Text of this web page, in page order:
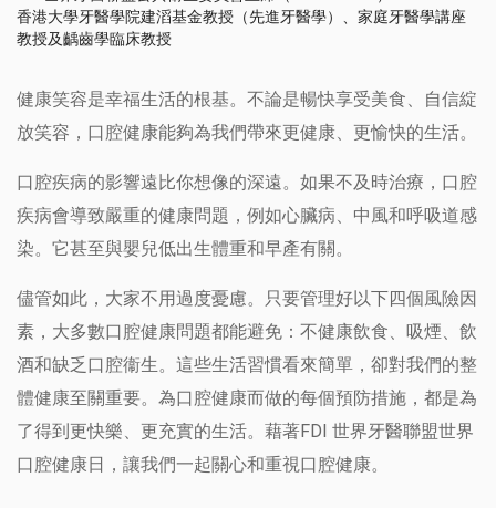
香港大學牙醫學院建滔基金教授（先進牙醫學）、家庭牙醫學講座
教授及齲齒學臨床教授
健康笑容是幸福生活的根基。不論是暢快享受美食、自信綻
放笑容，口腔健康能夠為我們帶來更健康、更愉快的生活。
口腔疾病的影響遠比你想像的深遠。如果不及時治療，口腔
疾病會導致嚴重的健康問題，例如心臟病、中風和呼吸道感
染。它甚至與嬰兒低出生體重和早產有關。
儘管如此，大家不用過度憂慮。只要管理好以下四個風險因
素，大多數口腔健康問題都能避免：不健康飲食、吸煙、飲
酒和缺乏口腔衞生。這些生活習慣看來簡單，卻對我們的整
體健康至關重要。為口腔健康而做的每個預防措施，都是為
了得到更快樂、更充實的生活。藉著FDI 世界牙醫聯盟世界
口腔健康日，讓我們一起關心和重視口腔健康。